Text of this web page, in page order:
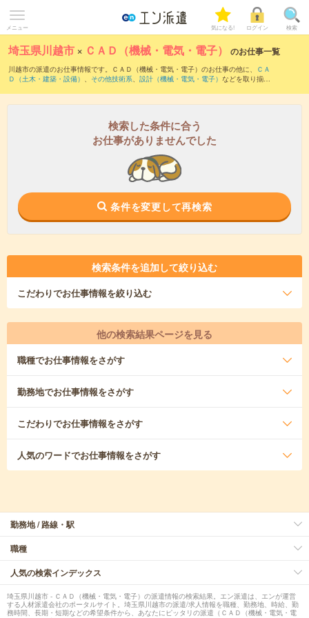
メニュー 気になる! ログイン 検索
埼玉県川越市 × ＣＡＤ（機械・電気・電子） のお仕事一覧
川越市の派遣のお仕事情報です。ＣＡＤ（機械・電気・電子）のお仕事の他に、
ＣＡ
Ｄ（土木・建築・設備） 、 その他技術系、 設計（機械・電気・電子） などを取り揃え
は？
検索した条件に合う
お仕事がありませんでした
条件を変更して再検索
検索条件を追加して絞り込む
こだわりでお仕事情報を絞り込む
他の検索結果ページを見る
職種でお仕事情報をさがす
勤務地でお仕事情報をさがす
こだわりでお仕事情報をさがす
人気のワードでお仕事情報をさがす
勤務地 / 路線・駅
職種
人気の検索インデックス
埼玉県川越市 - ＣＡＤ（機械・電気・電子）の派遣情報の検索結果。エン派遣は、エンが運営
する人材派遣会社のポータルサイト。埼玉県川越市の派遣/求人情報を職種、勤務地、時給、勤
務時間、長期・短期などの希望条件から、あなたにピッタリの派遣（ＣＡＤ（機械・電気・電